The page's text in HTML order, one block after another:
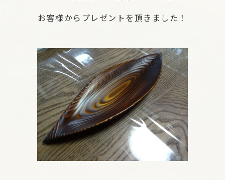
お客様からプレゼントを頂きました！